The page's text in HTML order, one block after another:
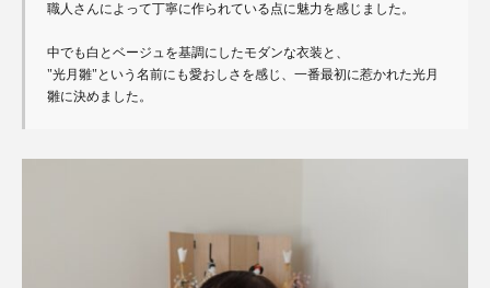
職人さんによって丁寧に作られている点に魅力を感じました。
中でも白とベージュを基調にしたモダンな衣装と、
"光月雛"という名前にも愛おしさを感じ、一番最初に惹かれた光月
雛に決めました。